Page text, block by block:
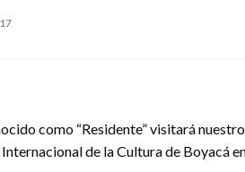
como “Residente” visitará
de la Cultura de Boyacá